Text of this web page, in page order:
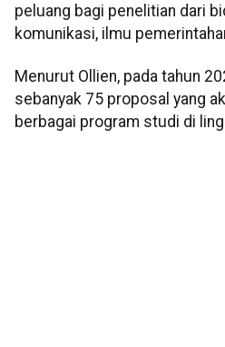
peluang bagi penelitian dari
komunikasi, ilmu
Menurut Ollien, pada tahun
sebanyak 75 proposal yang
berbagai program studi di